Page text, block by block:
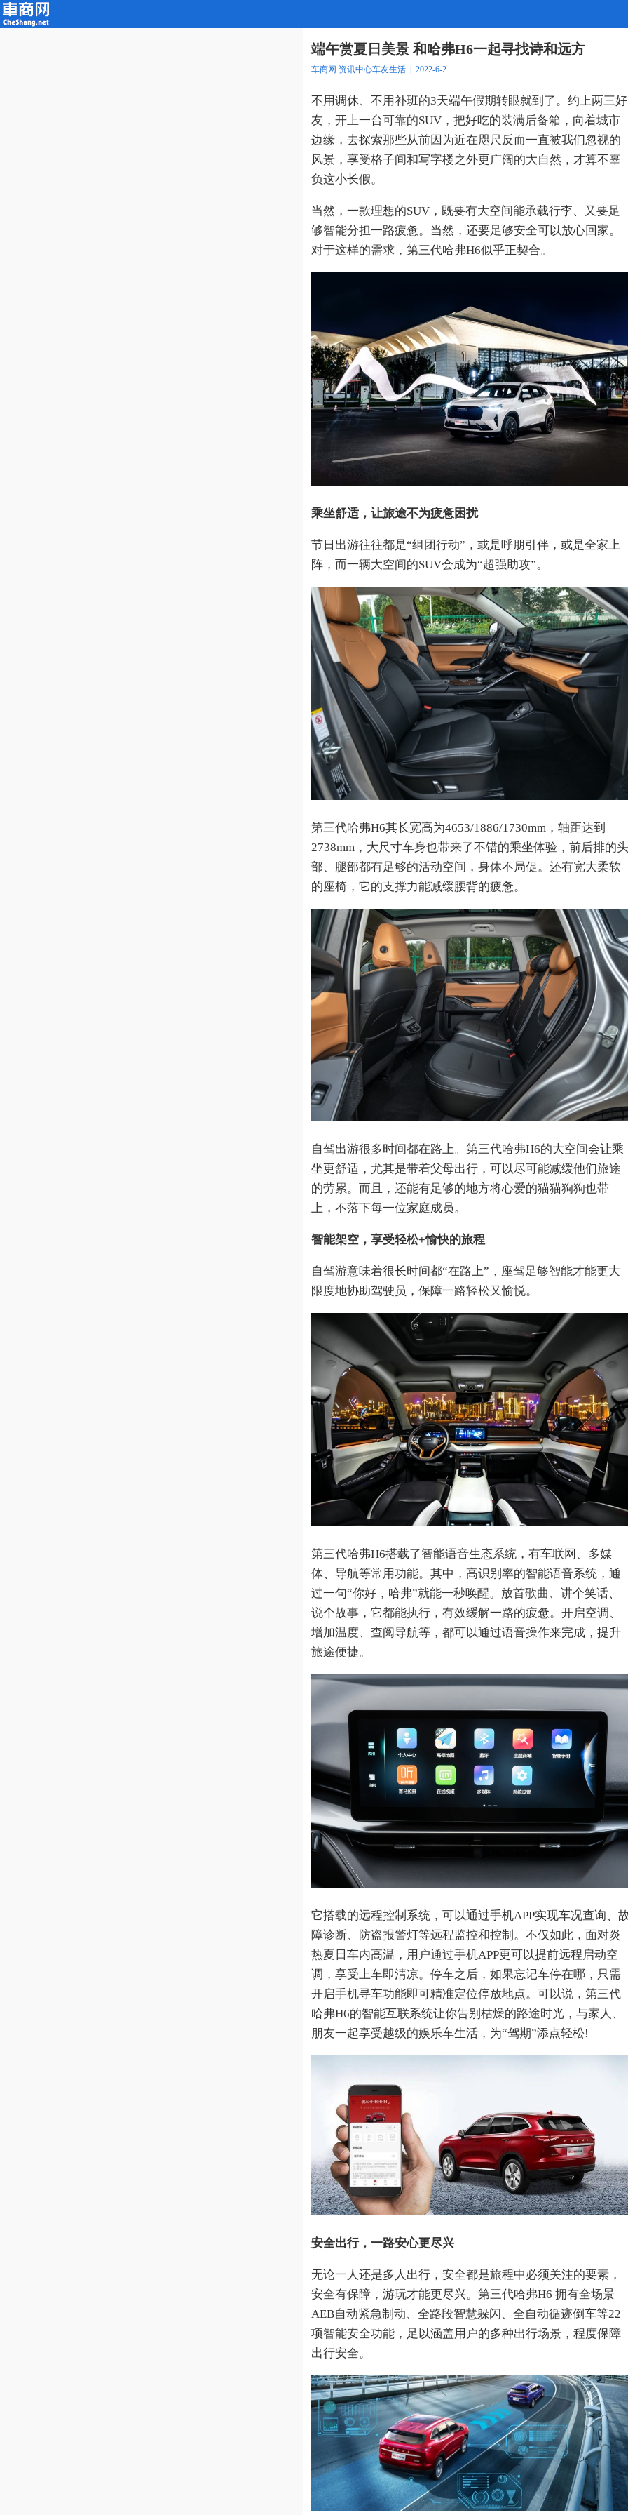
端午赏夏日美景 和哈弗H6一起寻找诗和远方
车商网 资讯中心车友生活 | 2022-6-2
不用调休、不用补班的3天端午假期转眼就到了。约上两三好
友，开上一台可靠的SUV，把好吃的装满后备箱，向着城市
边缘，去探索那些从前因为近在咫尺反而一直被我们忽视的
风景，享受格子间和写字楼之外更广阔的大自然，才算不辜
负这小长假。
当然，一款理想的SUV，既要有大空间能承载行李、又要足
够智能分担一路疲惫。当然，还要足够安全可以放心回家。
对于这样的需求，第三代哈弗H6似乎正契合。
乘坐舒适，让旅途不为疲惫困扰
节日出游往往都是“组团行动”，或是呼朋引伴，或是全家上
阵，而一辆大空间的SUV会成为“超强助攻”。
第三代哈弗H6其长宽高为4653/1886/1730mm，轴距达到
2738mm，大尺寸车身也带来了不错的乘坐体验，前后排的头
部、腿部都有足够的活动空间，身体不局促。还有宽大柔软
的座椅，它的支撑力能减缓腰背的疲惫。
自驾出游很多时间都在路上。第三代哈弗H6的大空间会让乘
坐更舒适，尤其是带着父母出行，可以尽可能减缓他们旅途
的劳累。而且，还能有足够的地方将心爱的猫猫狗狗也带
上，不落下每一位家庭成员。
智能架空，享受轻松+愉快的旅程
自驾游意味着很长时间都“在路上”，座驾足够智能才能更大
限度地协助驾驶员，保障一路轻松又愉悦。
第三代哈弗H6搭载了智能语音生态系统，有车联网、多媒
体、导航等常用功能。其中，高识别率的智能语音系统，通
过一句“你好，哈弗”就能一秒唤醒。放首歌曲、讲个笑话、
说个故事，它都能执行，有效缓解一路的疲惫。开启空调、
增加温度、查阅导航等，都可以通过语音操作来完成，提升
旅途便捷。
它搭载的远程控制系统，可以通过手机APP实现车况查询、
障诊断、防盗报警灯等远程监控和控制。不仅如此，面对炎
热夏日车内高温，用户通过手机APP更可以提前远程启动空
调，享受上车即清凉。停车之后，如果忘记车停在哪，只需
开启手机寻车功能即可精准定位停放地点。可以说，第三代
哈弗H6的智能互联系统让你告别枯燥的路途时光，与家人、
朋友一起享受越级的娱乐车生活，为“驾期”添点轻松!
安全出行，一路安心更尽兴
无论一人还是多人出行，安全都是旅程中必须关注的要素，
安全有保障，游玩才能更尽兴。第三代哈弗H6 拥有全场景
AEB自动紧急制动、全路段智慧躲闪、全自动循迹倒车等22
项智能安全功能，足以涵盖用户的多种出行场景，程度保障
出行安全。